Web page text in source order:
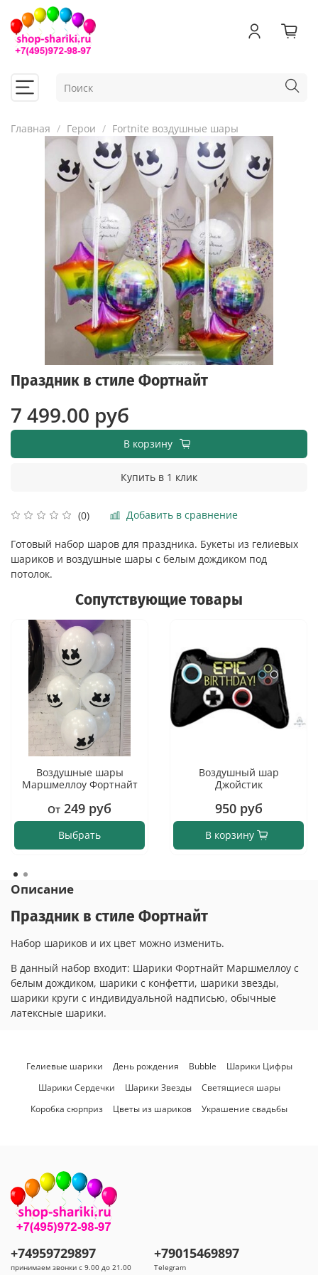
Главная Герои Fortnite воздушные шары
Праздник в стиле Фортнайт
(0) Добавить в сравнение
7 499.00 руб
В корзину
Купить в 1 клик
Готовый набор шаров для праздника. Букеты из гелиевых
шариков и воздушные шары с белым дождиком под
потолок.
Сопутствующие товары
Воздушные шары
Маршмеллоу Фортнайт
От 249 руб
Выбрать
Воздушный шар
Джойстик
950 руб
В корзину
Описание
Праздник в стиле Фортнайт
Набор шариков и их цвет можно изменить.
В данный набор входит: Шарики Фортнайт Маршмеллоу с
белым дождиком, шарики с конфетти, шарики звезды,
шарики круги с индивидуальной надписью, обычные
латексные шарики.
Гелиевые шарики День рождения Bubble
Шарики Цифры
Шарики Сердечки
Шарики Звезды
Светящиеся шары
Коробка сюрприз
Цветы из шариков Украшение свадьбы
+74959729897
принимаем звонки с 9.00 до 21.00
+79015469897
Telegram